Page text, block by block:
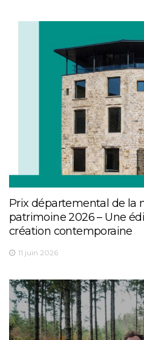
Prix départemental de la
patrimoine 2026 – Une
création contemporaine
11 juin 2026